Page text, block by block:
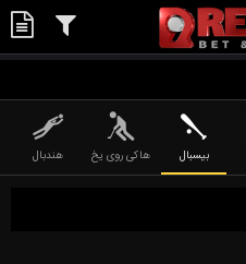
بیسبال هاکی روی یخ هندبال